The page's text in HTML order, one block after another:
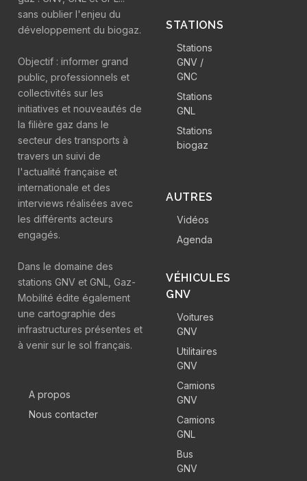
sans oublier l'enjeu du
développement du biogaz.
Objectif : informer grand
public, professionnels et
collectivités sur les
initiatives et nouveautés de
la filière gaz dans le
secteur des transports à
travers un suivi de
l'actualité française et
internationale et des
interviews réalisées avec
les différents acteurs
engagés.
Dans le domaine des
stations GNV et GNL, Gaz-
Mobilité édite également
une cartographie des
infrastructures présentes et
à venir sur le sol français.
A propos
Nous contacter
STATIONS
Stations
GNV /
GNC
Stations
GNL
Stations
biogaz
AUTRES
Vidéos
Agenda
VÉHICULES
GNV
Voitures
GNV
Utilitaires
GNV
Camions
GNV
Camions
GNL
Bus
GNV